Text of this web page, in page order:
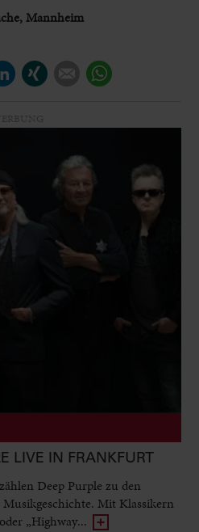
Mannheim
LinkedIn E-mail
LIVE IN FRANKFURT
Deep Purple zu den
Musikgeschichte. Mit Klassikern
„Highway...